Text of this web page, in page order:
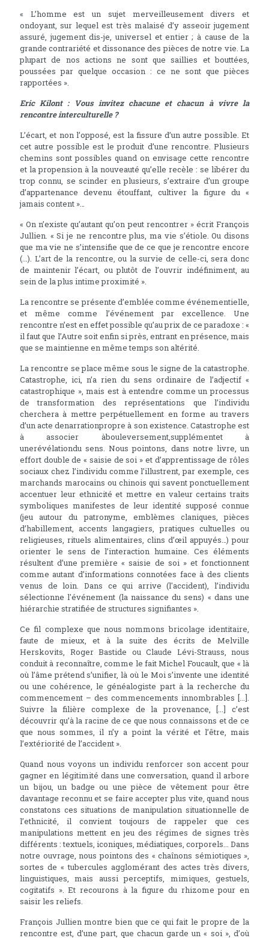
« L’homme est un sujet merveilleusement divers et
ondoyant, sur lequel est très malaisé d’y asseoir jugement
assuré, jugement dis-je, universel et entier ; à cause de la
grande contrariété et dissonance des pièces de notre vie. La
plupart de nos actions ne sont que saillies et bouttées,
poussées par quelque occasion : ce ne sont que pièces
rapportées ».
Eric Kilont : Vous invitez chacune et chacun à vivre la
rencontre interculturelle ?
L’écart, et non l’opposé, est la fissure d’un autre possible. Et
cet autre possible est le produit d’une rencontre. Plusieurs
chemins sont possibles quand on envisage cette rencontre
et la propension à la nouveauté qu’elle recèle : se libérer du
trop connu, se scinder en plusieurs, s’extraire d’un groupe
d’appartenance devenu étouffant, cultiver la figure du «
jamais content »…
« On n’existe qu’autant qu’on peut rencontrer » écrit François
Jullien. « Si je ne rencontre plus, ma vie s’étiole. Ou disons
que ma vie ne s’intensifie que de ce que je rencontre encore
(...). L’art de la rencontre, ou la survie de celle-ci, sera donc
de maintenir l’écart, ou plutôt de l’ouvrir indéfiniment, au
sein de la plus intime proximité ».
La rencontre se présente d’emblée comme événementielle,
et même comme l’événement par excellence. Une
rencontre n’est en effet possible qu’au prix de ce paradoxe : «
il faut que l’Autre soit enfin si près, entrant en présence, mais
que se maintienne en même temps son altérité.
La rencontre se place même sous le signe de la catastrophe.
Catastrophe, ici, n’a rien du sens ordinaire de l’adjectif «
catastrophique », mais est à entendre comme un processus
de transformation des représentations que l’individu
cherchera à mettre perpétuellement en forme au travers
d’un acte denarrationpropre à son existence. Catastrophe est
à associer àbouleversement,supplémentet à
unerévélationdu sens. Nous pointons, dans notre livre, un
effort double de « saisie de soi » et d’apprentissage de rôles
sociaux chez l’individu comme l’illustrent, par exemple, ces
marchands marocains ou chinois qui savent ponctuellement
accentuer leur ethnicité et mettre en valeur certains traits
symboliques manifestes de leur identité supposé connue
(jeu autour du patronyme, emblèmes claniques, pièces
d’habillement, accents langagiers, pratiques cultuelles ou
religieuses, rituels alimentaires, clins d’œil appuyés…) pour
orienter le sens de l’interaction humaine. Ces éléments
résultent d’une première « saisie de soi » et fonctionnent
comme autant d’informations connotées face à des clients
venus de loin. Dans ce qui arrive (l'accident), l’individu
sélectionne l'événement (la naissance du sens) « dans une
hiérarchie stratifiée de structures signifiantes ».
Ce fil complexe que nous nommons bricolage identitaire,
faute de mieux, et à la suite des écrits de Melville
Herskovits, Roger Bastide ou Claude Lévi-Strauss, nous
conduit à reconnaître, comme le fait Michel Foucault, que « là
où l’âme prétend s’unifier, là où le Moi s’invente une identité
ou une cohérence, le généalogiste part à la recherche du
commencement – des commencements innombrables [...].
Suivre la filière complexe de la provenance, [...] c’est
découvrir qu’à la racine de ce que nous connaissons et de ce
que nous sommes, il n’y a point la vérité et l’être, mais
l’extériorité de l’accident ».
Quand nous voyons un individu renforcer son accent pour
gagner en légitimité dans une conversation, quand il arbore
un bijou, un badge ou une pièce de vêtement pour être
davantage reconnu et se faire accepter plus vite, quand nous
constatons ces situations de manipulation situationnelle de
l’ethnicité, il convient toujours de rappeler que ces
manipulations mettent en jeu des régimes de signes très
différents : textuels, iconiques, médiatiques, corporels... Dans
notre ouvrage, nous pointons des « chaînons sémiotiques »,
sortes de « tubercules agglomérant des actes très divers,
linguistiques, mais aussi perceptifs, mimiques, gestuels,
cogitatifs ». Et recourons à la figure du rhizome pour en
saisir les reliefs.
François Jullien montre bien que ce qui fait le propre de la
rencontre est, d’une part, que chacun garde un « soi », d’où